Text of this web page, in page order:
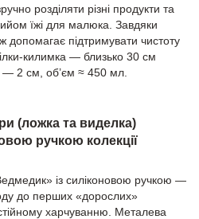
розділяти різні продукти та
їжі для малюка. Завдяки
допомагає підтримувати чистоту
килимка — близько 30 см
— 2 см, об’єм ≈ 450 мл.
(ложка та виделка)
ручкою колекції
із силіконовою ручкою —
до перших «дорослих»
харчуванню. Металева